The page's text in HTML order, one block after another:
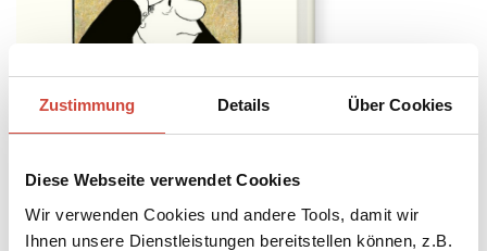
Zustimmung Details Über Cookies
Diese Webseite verwendet Cookies
Wir verwenden Cookies und andere Tools, damit wir
Ihnen unsere Dienstleistungen bereitstellen können, z.B.